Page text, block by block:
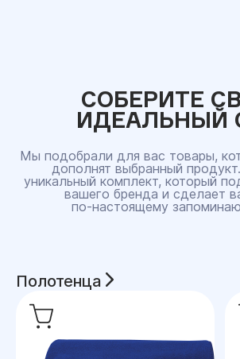
СОБЕРИТЕ
ИДЕАЛЬНЫЙ
Мы подобрали для вас товары,
дополнят выбранный
уникальный комплект, который
вашего бренда и сделает
по‑настоящему
Полотенца